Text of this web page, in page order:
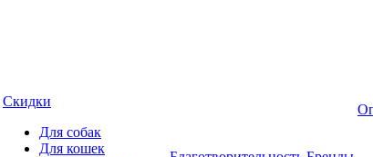
Скидки
Для собак
Для кошек